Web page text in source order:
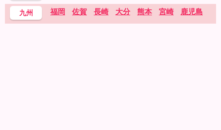
九州 福岡 佐賀 長崎 大分 熊本 宮崎 鹿児島